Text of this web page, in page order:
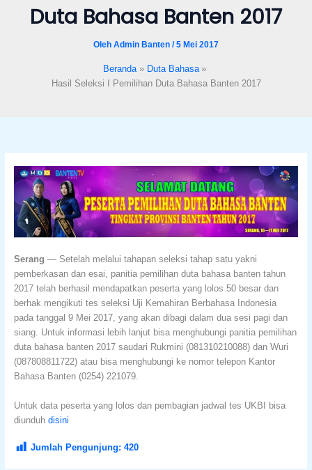
Duta Bahasa Banten 2017
Oleh Admin Banten /5 Mei 2017
Beranda
Duta Bahasa
Hasil Seleksi I Pemilihan Duta Bahasa Banten 2017
Serang — Setelah melalui tahapan seleksi tahap satu yakni
pemberkasan dan esai, panitia pemilihan duta bahasa banten tahun
2017 telah berhasil mendapatkan peserta yang lolos 50 besar dan
berhak mengikuti tes seleksi Uji Kemahiran Berbahasa Indonesia
pada tanggal 9 Mei 2017, yang akan dibagi dalam dua sesi pagi dan
siang. Untuk informasi lebih lanjut bisa menghubungi panitia pemilihan
duta bahasa banten 2017 saudari Rukmini (081310210088) dan Wuri
(087808811722) atau bisa menghubungi ke nomor telepon Kantor
Bahasa Banten (0254) 221079.
Untuk data peserta yang lolos dan pembagian jadwal tes UKBI bisa
diunduh disini
Jumlah Pengunjung: 420
Underline links
Reset all options
cached